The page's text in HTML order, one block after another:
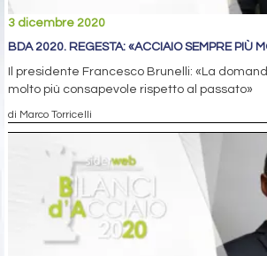
3 dicembre 2020
BDA 2020. REGESTA: «ACCIAIO SEMPRE PIÙ
Il presidente Francesco Brunelli: «La
molto più consapevole rispetto al passato»
di Marco Torricelli